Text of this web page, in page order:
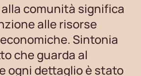
comunità significa
alle risorse
Sintonia
che guarda al
ogni dettaglio è stato